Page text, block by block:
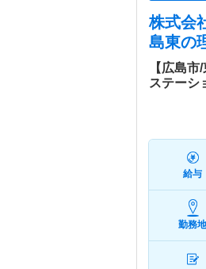
株式会
島東の
【広島
ステーシ
給与
勤務地